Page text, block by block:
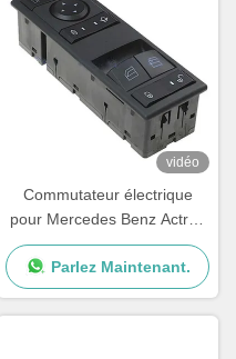
vidéo
Commutateur électrique
pour Mercedes Benz Actros
MP4
Parlez Maintenant.